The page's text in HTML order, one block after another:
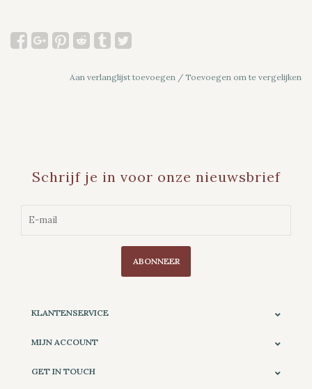
Aan verlanglijst toevoegen / Toevoegen om te vergelijken
Schrijf je in voor onze nieuwsbrief
ABONNEER
KLANTENSERVICE
MIJN ACCOUNT
GET IN TOUCH